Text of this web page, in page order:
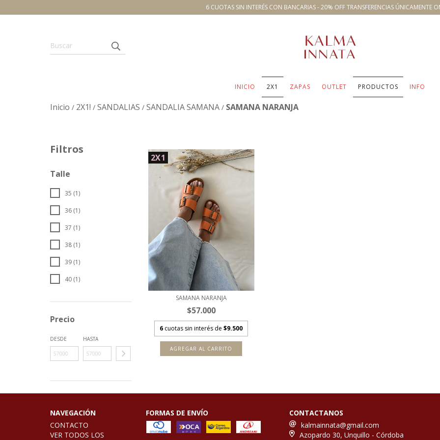
6 CUOTAS SIN INTERÉS CON BANCARIAS - 20% OFF TRANSFERENCIAS ÚNICAMENTE
INICIO 2X1 ZAPAS OUTLET PRODUCTOS INFO
Inicio / 2X1! / SANDALIAS / SANDALIA SAMANA / SAMANA NARANJA
Filtros
Talle
35 (1)
36 (1)
37 (1)
38 (1)
39 (1)
40 (1)
Precio
DESDE HASTA
2X1
SAMANA NARANJA
$57.000
6 cuotas sin interés de$9.500
AGREGAR AL CARRITO
NAVEGACIÓN
CONTACTO
VER TODOS LOS
FORMAS DE ENVÍO
CONTACTANOS
kalmainnata@gmail.com
Azopardo 30, Unquillo - Córdoba